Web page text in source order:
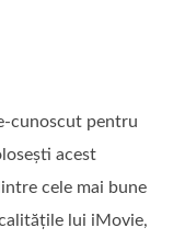
pentru
acest
cele mai bune
lui iMovie,